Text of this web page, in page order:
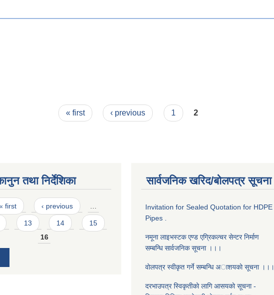
« first ‹ previous 1 2
तथा निर्देशिका
first ‹ previous
13 14
15
16
सार्वजनिक खरिद/बोलपत्र सूचना
Invitation for Sealed Quotation for HDPE
Pipes .
नमूना लाइभस्टक एण्ड एग्रिकल्चर सेन्टर निर्माण
सम्बन्धि सार्वजनिक सूचना ।।।
वाेलपत्र स्वीकृत गर्ने सम्बन्धि अाशयकाे सूचना ।।।
दरभाउपत्र स्विकृतीकाे लागि आसयकाे सूचना -